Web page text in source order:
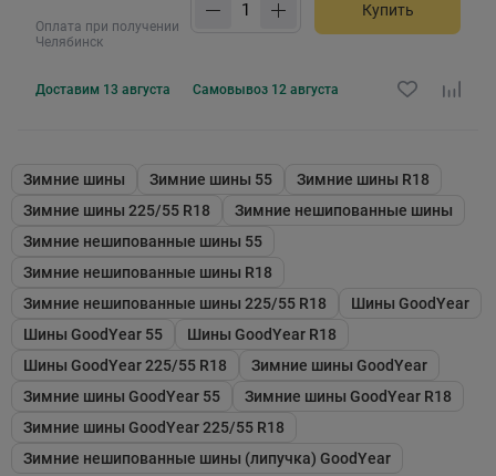
Оплата при получении
Челябинск
Купить
Доставим 13 августа Самовывоз 12 августа
Зимние шины Зимние шины 55
Зимние шины R18
Зимние шины 225/55 R18
Зимние нешипованные шины
Зимние нешипованные шины 55
Зимние нешипованные шины R18
Зимние нешипованные шины 225/55 R18
Шины GoodYear
Шины GoodYear 55
Шины GoodYear R18
Шины GoodYear 225/55 R18
Зимние шины GoodYear
Зимние шины GoodYear 55
Зимние шины GoodYear R18
Зимние шины GoodYear 225/55 R18
Зимние нешипованные шины (липучка) GoodYear